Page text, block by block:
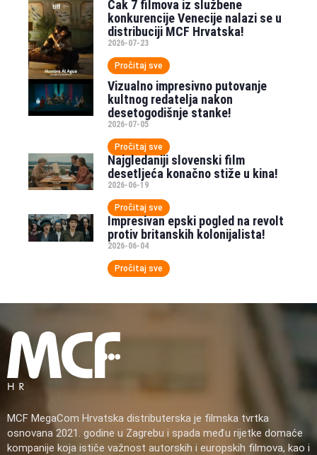
Čak 7 filmova iz službene
konkurencije Venecije nalazi se u
distribuciji MCF Hrvatska!
2026-07-23
Pročitaj sve
Vizualno impresivno putovanje
kultnog redatelja nakon
desetogodišnje stanke!
2026-07-05
Pročitaj sve
Najgledaniji slovenski film
desetljeća konačno stiže u kina!
2026-06-19
Pročitaj sve
Impresivan epski pogled na revolt
protiv britanskih kolonijalista!
2026-06-04
Pročitaj sve
MCF MegaCom Hrvatska distributerska je filmska tvrtka
osnovana 2021. godine u Zagrebu i spada među rijetke domaće
kompanije koja ističe važnost autorskih i europskih filmova, kao i